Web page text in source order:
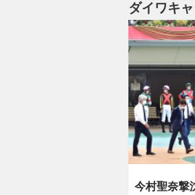
ダイワキ
今村聖奈撃